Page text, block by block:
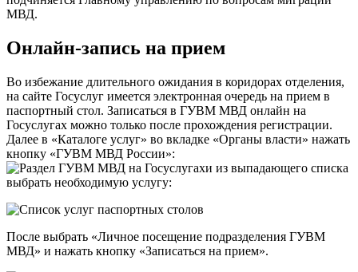
МВД.
Онлайн-запись на прием
Во избежание длительного ожидания в коридорах отделения,
на сайте Госуслуг имеется электронная очередь на прием в
паспортный стол. Записаться в ГУВМ МВД онлайн на
Госуслугах можно только после прохождения регистрации.
Далее в «Каталоге услуг» во вкладке «Органы власти» нажать
кнопку «ГУВМ МВД России»:
и из выпадающего списка
выбрать необходимую услугу:
После выбрать «Личное посещение подразделения ГУВМ
МВД» и нажать кнопку «Записаться на прием».